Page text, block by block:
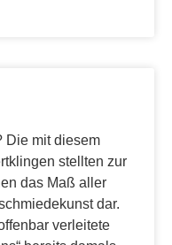
Die mit diesem
stellten zur
das Maß aller
dar.
verleitete